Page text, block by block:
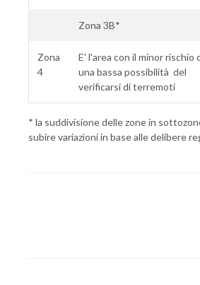
Zona 3B*
Zona
4
E' l'area con il minor rischio
una bassa possibilità del
verificarsi di terremoti
* la suddivisione delle zone in
subire variazioni in base alle delibere